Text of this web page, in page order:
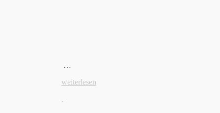
…
weiterlesen
.